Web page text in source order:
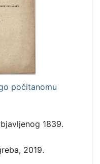
počitanomu
1839.
2019.